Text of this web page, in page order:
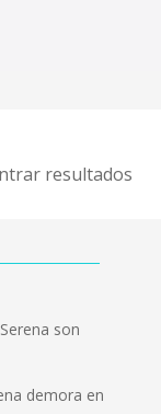
resultados
son
demora en